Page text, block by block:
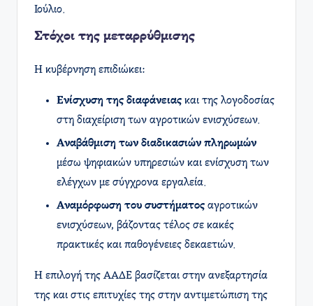
Ιούλιο.
Στόχοι της μεταρρύθμισης
Η κυβέρνηση επιδιώκει:
Ενίσχυση της διαφάνειας και της λογοδοσίας
στη διαχείριση των αγροτικών ενισχύσεων.
Αναβάθμιση των διαδικασιών πληρωμών
μέσω ψηφιακών υπηρεσιών και ενίσχυση των
ελέγχων με σύγχρονα εργαλεία.
Αναμόρφωση του συστήματος αγροτικών
ενισχύσεων, βάζοντας τέλος σε κακές
πρακτικές και παθογένειες δεκαετιών.
Η επιλογή της ΑΑΔΕ βασίζεται στην ανεξαρτησία
της και στις επιτυχίες της στην αντιμετώπιση της